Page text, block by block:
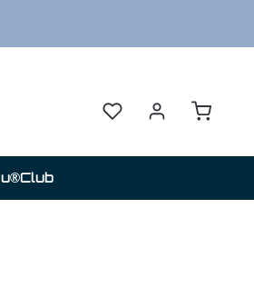
Du hast 0 Produkte